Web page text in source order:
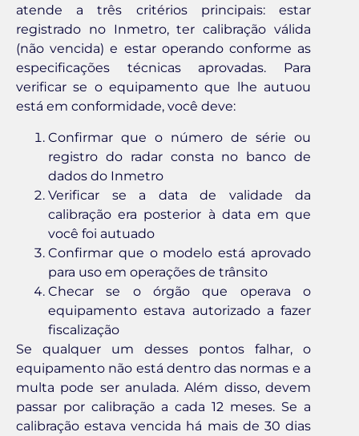
atende a três critérios principais: estar
registrado no Inmetro, ter calibração válida
(não vencida) e estar operando conforme as
especificações técnicas aprovadas. Para
verificar se o equipamento que lhe autuou
está em conformidade, você deve:
Confirmar que o número de série ou
registro do radar consta no banco de
dados do Inmetro
Verificar se a data de validade da
calibração era posterior à data em que
você foi autuado
Confirmar que o modelo está aprovado
para uso em operações de trânsito
Checar se o órgão que operava o
equipamento estava autorizado a fazer
fiscalização
Se qualquer um desses pontos falhar, o
equipamento não está dentro das normas e a
multa pode ser anulada. Além disso, devem
passar por calibração a cada 12 meses. Se a
calibração estava vencida há mais de 30 dias